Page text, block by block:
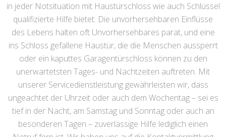
in jeder Notsituation mit Haustürschloss wie auch Schlüssel
qualifizierte Hilfe bietet. Die unvorhersehbaren Einflüsse
des Lebens halten oft Unvorhersehbares parat, und eine
ins Schloss gefallene Haustür, die die Menschen aussperrt
oder ein kaputtes Garagentürschloss können zu den
unerwartetsten Tages- und Nachtzeiten auftreten. Mit
unserer Servicedienstleistung gewährleisten wir, dass
ungeachtet der Uhrzeit oder auch dem Wochentag – sei es
tief in der Nacht, am Samstag und Sonntag oder auch an
besonderen Tagen – zuverlässige Hilfe lediglich einen